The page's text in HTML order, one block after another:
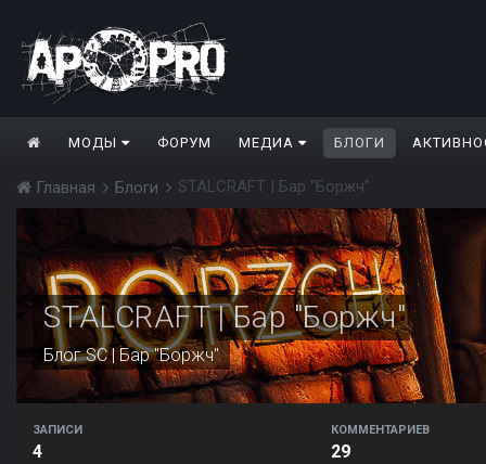
МОДЫ ФОРУМ МЕДИА БЛОГИ
Главная Блоги STALCRAFT | Бар "Боржч"
STALCRAFT | Бар "Боржч"
БлогSC | Бар "Боржч"
ЗАПИСИ
4
КОММЕНТАРИЕВ
29